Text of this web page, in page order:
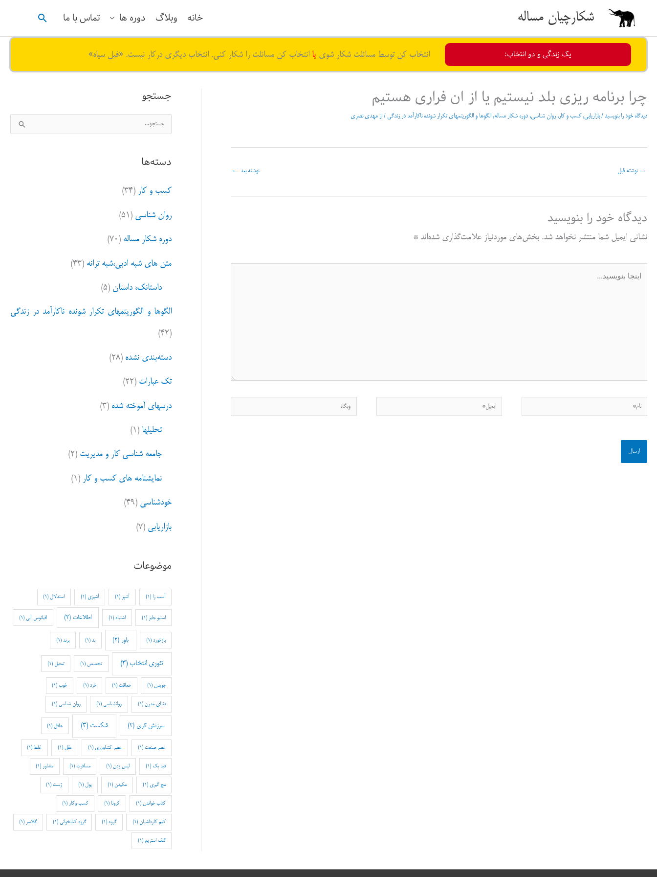
شکارچیان مساله خانه وبلاگ دوره ها تماس با ما جستجو
یک زندگی و دو انتخاب: انتخاب کن توسط مسائلت شکار شوی یا انتخاب کن مسائلت را شکار کنی. انتخاب دیگری درکار نیست. «فیل سیاه»
چرا برنامه ریزی بلد نیستیم یا از ان فراری هستیم
دیدگاه‌ خود را بنویسید /بازاریابی, کسب و کار,روان شناسی, دوره شکار مساله, الگوها و الگوریتمهای تکرار شونده ناکارآمد در زندگی / از مهدی نصری
→ نوشته قبل نوشته بعد ←
دیدگاه‌ خود را بنویسید
نشانی ایمیل شما منتشر نخواهد شد. بخش‌های موردنیاز علامت‌گذاری شده‌اند*
نام* ایمیل* وبگاه
جستجو
س
ج
ی
دسته‌ها
کسب و کار (۳۴)
روان شناسی (۵۱)
دوره شکار مساله (۷۰)
متن های شبه ادبی،شبه ترانه (۴۳)
داستانک، داستان (۵)
الگوها و الگوریتمهای تکرار شونده ناکارآمد در زندگی
(۴۲)
دسته‌بندی نشده (۲۸)
تک عبارات (۲۲)
درسهای آموخته شده (۳)
تحلیلها (۱)
جامعه شناسی کار و مدیریت (۲)
نمایشنامه های کسب و کار (۱)
خودشناسی (۴۹)
بازاریابی (۷)
موضوعات
آسب زا (1) آشپز (1) آشپزی (1) استدلال (1)
استیو جابز (1) اشتباه (1) اطلاعات (2) اقیانوس آبی (1)
بازخورد (1) باور (2) بد(1) برند (1)
تئوری انتخاب (3) تخصص (1) تمثیل (1)
جویدن (1) حماقت(1) خرد (1) خوب(1)
دنیای مدرن (1) روانشناسی (1) روان شناسی (1)
سرزنش گری (2) شکست (3) عاقل (1)
عصر صنعت (1) عصر کشاورزی(1) عقل (1) غلط (1)
فید بک (1) لیس زدن (1) مسافرت (1) مشاور (1)
مچ گیری (1) مکیدن (1) پول (1) ژست(1)
کتاب خواندن (1) کرونا (1) کسب وکار (1)
کیم کارداشیان (1) گروه (1) گروه کتابخوانی (1) گلاسر (1)
گلف استریم (1)